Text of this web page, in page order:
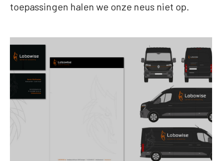
toepassingen halen we onze neus niet op.